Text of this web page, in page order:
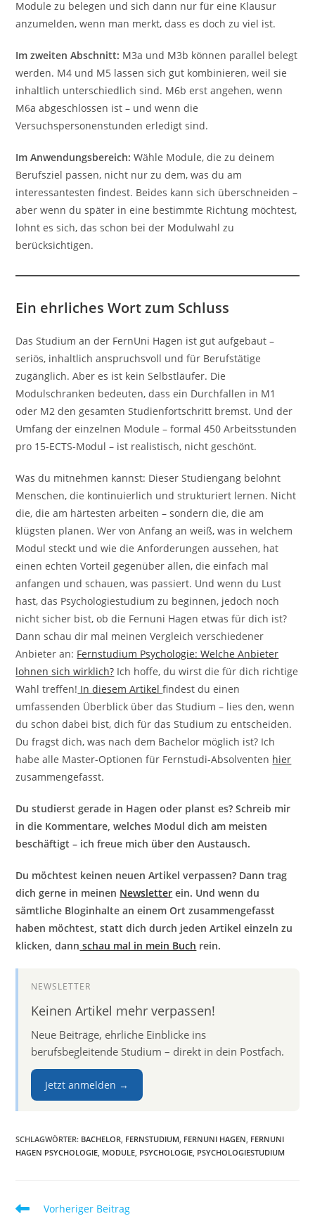
Module zu belegen und sich dann nur für eine Klausur
anzumelden, wenn man merkt, dass es doch zu viel ist.
Im zweiten Abschnitt: M3a und M3b können parallel belegt
werden. M4 und M5 lassen sich gut kombinieren, weil sie
inhaltlich unterschiedlich sind. M6b erst angehen, wenn
M6a abgeschlossen ist – und wenn die
Versuchspersonenstunden erledigt sind.
Im Anwendungsbereich: Wähle Module, die zu deinem
Berufsziel passen, nicht nur zu dem, was du am
interessantesten findest. Beides kann sich überschneiden –
aber wenn du später in eine bestimmte Richtung möchtest,
lohnt es sich, das schon bei der Modulwahl zu
berücksichtigen.
Ein ehrliches Wort zum Schluss
Das Studium an der FernUni Hagen ist gut aufgebaut –
seriös, inhaltlich anspruchsvoll und für Berufstätige
zugänglich. Aber es ist kein Selbstläufer. Die
Modulschranken bedeuten, dass ein Durchfallen in M1
oder M2 den gesamten Studienfortschritt bremst. Und der
Umfang der einzelnen Module – formal 450 Arbeitsstunden
pro 15-ECTS-Modul – ist realistisch, nicht geschönt.
Was du mitnehmen kannst: Dieser Studiengang belohnt
Menschen, die kontinuierlich und strukturiert lernen. Nicht
die, die am härtesten arbeiten – sondern die, die am
klügsten planen. Wer von Anfang an weiß, was in welchem
Modul steckt und wie die Anforderungen aussehen, hat
einen echten Vorteil gegenüber allen, die einfach mal
anfangen und schauen, was passiert. Und wenn du Lust
hast, das Psychologiestudium zu beginnen, jedoch noch
nicht sicher bist, ob die Fernuni Hagen etwas für dich ist?
Dann schau dir mal meinen Vergleich verschiedener
Anbieter an: Fernstudium Psychologie: Welche Anbieter
lohnen sich wirklich? Ich hoffe, du wirst die für dich richtige
Wahl treffen! In diesem Artikelfindest du einen
umfassenden Überblick über das Studium – lies den, wenn
du schon dabei bist, dich für das Studium zu entscheiden.
Du fragst dich, was nach dem Bachelor möglich ist? Ich
habe alle Master-Optionen für Fernstudi-Absolventen hier
zusammengefasst.
Du studierst gerade in Hagen oder planst es? Schreib mir
in die Kommentare, welches Modul dich am meisten
beschäftigt – ich freue mich über den Austausch.
Du möchtest keinen neuen Artikel verpassen? Dann trag
dich gerne in meinen Newsletter ein. Und wenn du
sämtliche Bloginhalte an einem Ort zusammengefasst
haben möchtest, statt dich durch jeden Artikel einzeln zu
klicken, dann schau mal in mein Buch rein.
NEWSLETTER
Keinen Artikel mehr verpassen!
Neue Beiträge, ehrliche Einblicke ins
berufsbegleitende Studium – direkt in dein Postfach.
Jetzt anmelden →
SCHLAGWÖRTER: BACHELOR FERNSTUDIUM FERNUNI HAGEN FERNUNI
HAGEN PSYCHOLOGIE MODULE PSYCHOLOGIE PSYCHOLOGIESTUDIUM
WeitereVorheriger Beitrag